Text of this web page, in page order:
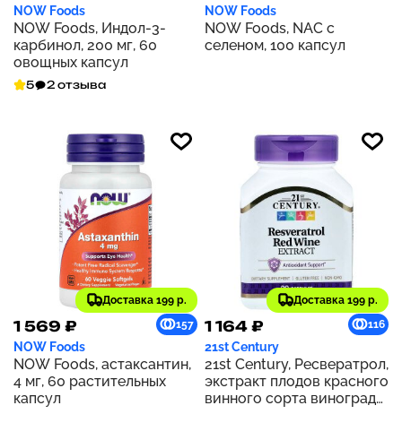
NOW Foods
NOW Foods, Индол-3-
карбинол, 200 мг, 60
овощных капсул
5 2 отзыва
NOW Foods
NOW Foods, NAC с
селеном, 100 капсул
Доставка 199 р.
1 569 ₽ 157
NOW Foods
NOW Foods, астаксантин,
4 мг, 60 растительных
капсул
Доставка 199 р.
1 164 ₽ 116
21st Century
21st Century, Ресвератрол,
экстракт плодов красного
винного сорта винограда,